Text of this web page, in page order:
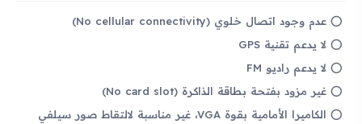
عدم وجود اتصال خلوي (No cellular connectivity)
لا يدعم تقنية GPS
لا يدعم راديو FM
غير مزود بفتحة بطاقة الذاكرة (No card slot)
الكاميرا الأمامية بقوة VGA، غير مناسبة لالتقاط صور سيلفي